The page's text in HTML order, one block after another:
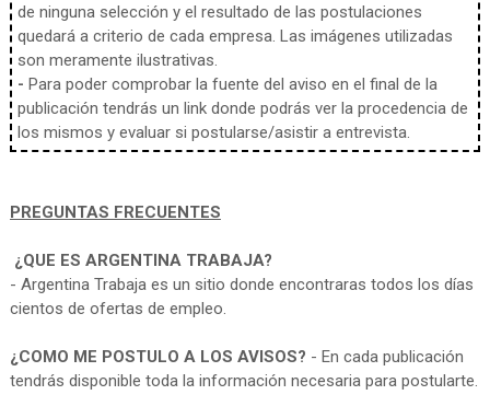
de ninguna selección y el resultado de las postulaciones
quedará a criterio de cada empresa. Las imágenes utilizadas
son meramente ilustrativas.
- Para poder comprobar la fuente del aviso en el final de la
publicación tendrás un link donde podrás ver la procedencia de
los mismos y evaluar si postularse/asistir a entrevista.
PREGUNTAS FRECUENTES
¿QUE ES ARGENTINA TRABAJA?
- Argentina Trabaja es un sitio donde encontraras todos los días
cientos de ofertas de empleo.
¿COMO ME POSTULO A LOS AVISOS? - En cada publicación
tendrás disponible toda la información necesaria para postularte.